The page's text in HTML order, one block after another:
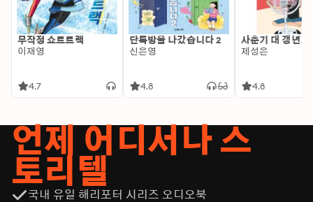
무작정 쇼트트랙
이재영
4.7
단톡방을 나갔습니다 2
신은영
4.8
사춘기 대 갱년기
제성은
4.8
언제 어디서나 스
토리텔
국내 유일 해리포터 시리즈 오디오북